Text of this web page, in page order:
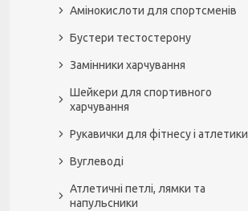
Амінокислоти для спортсменів
Бустери тестостерону
Замінники харчування
Шейкери для спортивного
харчування
Рукавички для фітнесу і атлетики
Вуглеводі
Атлетичні петлі, лямки та
напульсники